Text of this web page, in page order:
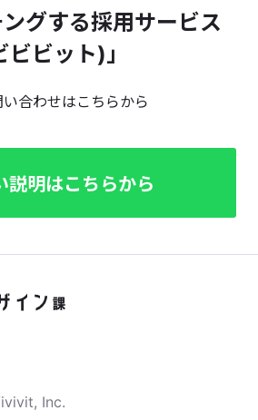
グする採用サービス
ビット)」
合わせはこちらから
説明はこちらから
Inc.